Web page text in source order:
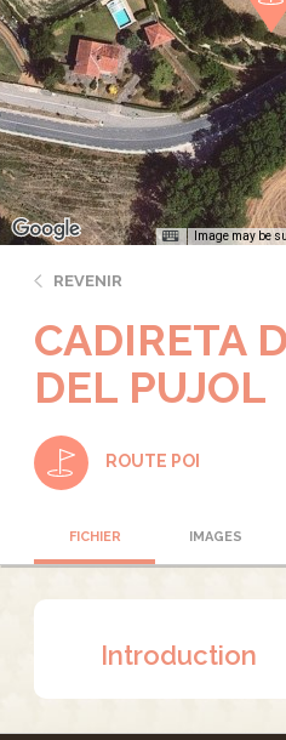
Image may be
REVENIR
CADIRETA
DEL PUJOL
ROUTE POI
FICHIER IMAGES
Introduction